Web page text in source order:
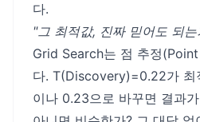
다.
"그 최적값, 진짜 믿어도 되는
Grid Search는 점 추정
다. T(Discovery)=0.22가 최
이나 0.23으로 바꾸면 결과